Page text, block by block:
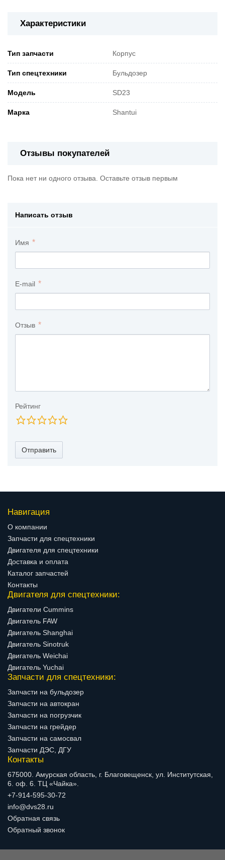
Характеристики
Тип запчасти Корпус
Тип спецтехники Бульдозер
Модель SD23
Марка Shantui
Отзывы покупателей
Пока нет ни одного отзыва. Оставьте отзыв первым
Написать отзыв
Имя
E-mail
Отзыв
Рейтинг
Отправить
Навигация
О компании
Запчасти для спецтехники
Двигателя для спецтехники
Доставка и оплата
Каталог запчастей
Контакты
Двигателя для спецтехники:
Двигатели Cummins
Двигатель FAW
Двигатель Shanghai
Двигатель Sinotruk
Двигатель Weichai
Двигатель Yuchai
Запчасти для спецтехники:
Запчасти на бульдозер
Запчасти на автокран
Запчасти на погрузчик
Запчасти на грейдер
Запчасти на самосвал
Запчасти ДЭС, ДГУ
Контакты
675000. Амурская область, г. Благовещенск, ул. Институтская,
6. оф. 6. ТЦ «Чайка».
+7-914-595-30-72
info@dvs28.ru
Обратная связь
Обратный звонок